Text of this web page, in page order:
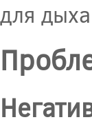
для